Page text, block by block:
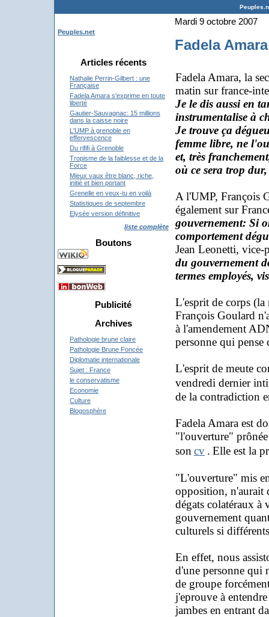
Peuples.net
Articles récents
Nathalie Perrin-Gilbert : une
Française
Fadela Amara s'exprime en toute
liberté
Gautier-Sauvagnac: 15 millions
dans la caisse noire
L'UMP à grenoble en
effervescence
Du rififi à Grenoble
Tropisme de la faiblesse et de la
Force
Mieux vaux être blanc, riche,
initié et bien portant
Grenelle en veux-tu en voilà
Statistiques de septembre
Elysée version définitive
liste complète
Boutons
Publicité
Archives
Pathologie brune claire
Pathologie Brune Foncée
Diplomatie internationale
Sujet : France
le conservatisme
Economie
Culture
Blogosphère
Mardi 9 octobre 2007
Fadela
Fadela Amara, la
matin sur france-
Je le dis aussi en
instrumentalise à
Je trouve ça
femme libre, ne
et, très
où ce sera trop
A l'UMP, François
également sur
gouvernement: Si
comportement
Jean Leonetti,
du gouvernement
termes employés,
L'esprit de corps (la
François Goulard
à l'amendement
personne qui
L'esprit de meute
vendredi dernier
de la contradiction
Fadela Amara est
"l'ouverture"
son cv . Elle est la
"L'ouverture" mis
opposition, n'aurait
dégats colatéraux à
gouvernement
culturels si
En effet, nous
d'une personne qui
de groupe
j'eprouve à
jambes en entrant